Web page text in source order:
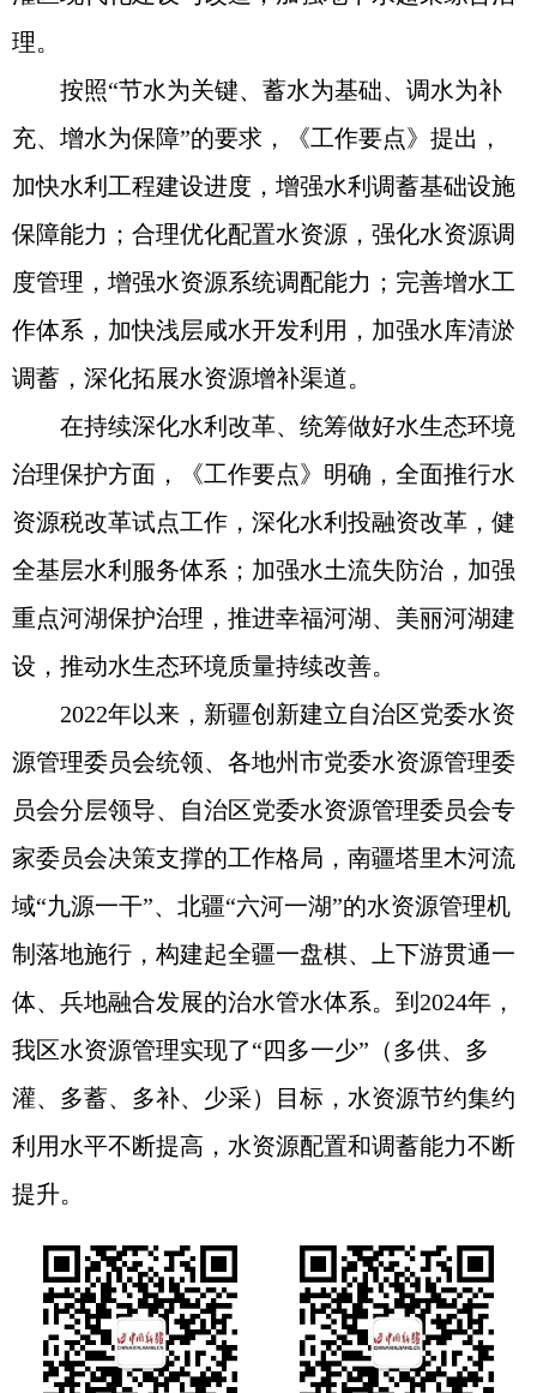
理。
按照“节水为关键、蓄水为基础、调水为补
充、增水为保障”的要求，《工作要点》提出，
加快水利工程建设进度，增强水利调蓄基础设施
保障能力；合理优化配置水资源，强化水资源调
度管理，增强水资源系统调配能力；完善增水工
作体系，加快浅层咸水开发利用，加强水库清淤
调蓄，深化拓展水资源增补渠道。
在持续深化水利改革、统筹做好水生态环境
治理保护方面，《工作要点》明确，全面推行水
资源税改革试点工作，深化水利投融资改革，健
全基层水利服务体系；加强水土流失防治，加强
重点河湖保护治理，推进幸福河湖、美丽河湖建
设，推动水生态环境质量持续改善。
2022年以来，新疆创新建立自治区党委水资
源管理委员会统领、各地州市党委水资源管理委
员会分层领导、自治区党委水资源管理委员会专
家委员会决策支撑的工作格局，南疆塔里木河流
域“九源一干”、北疆“六河一湖”的水资源管理机
制落地施行，构建起全疆一盘棋、上下游贯通一
体、兵地融合发展的治水管水体系。到2024年，
我区水资源管理实现了“四多一少”（多供、多
灌、多蓄、多补、少采）目标，水资源节约集约
利用水平不断提高，水资源配置和调蓄能力不断
提升。